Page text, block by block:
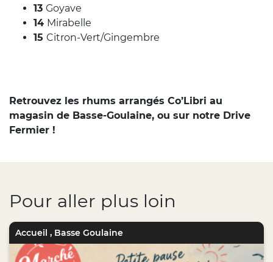
13 Goyave
14 Mirabelle
15 Citron-Vert/Gingembre
Retrouvez les rhums arrangés Co’Libri au
magasin de Basse-Goulaine, ou sur notre Drive
Fermier !
Pour aller plus loin
Accueil , Basse Goulaine